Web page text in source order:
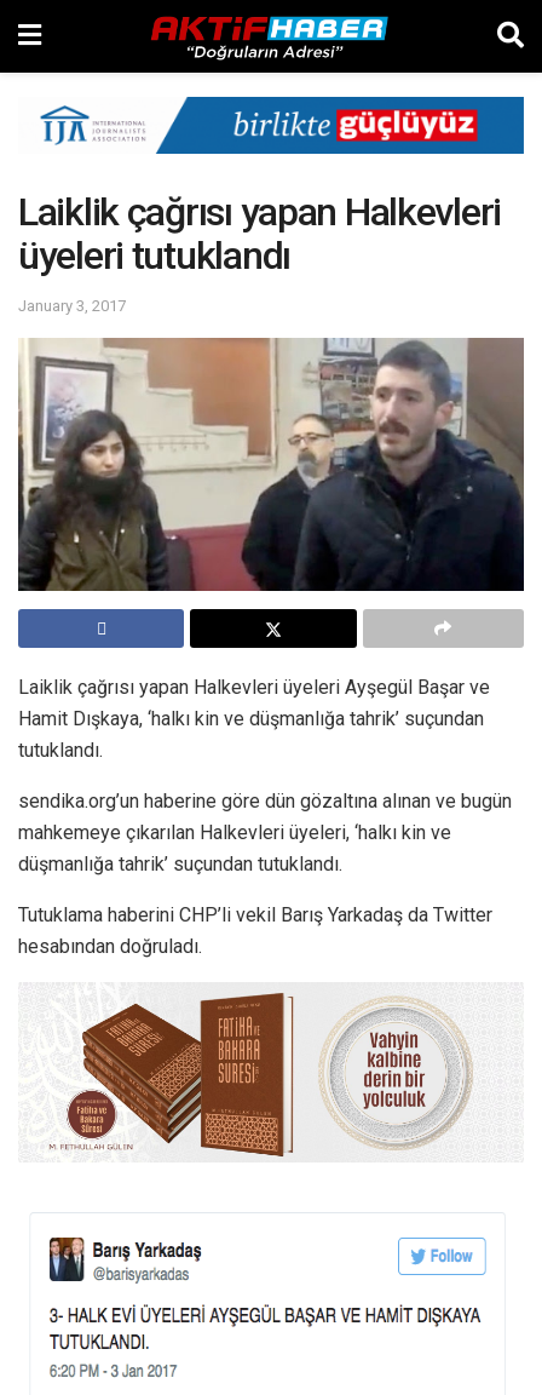
Laiklik çağrısı yapan Halkevleri
üyeleri tutuklandı
January 3, 2017
Laiklik çağrısı yapan Halkevleri üyeleri Ayşegül Başar ve
Hamit Dışkaya, ‘halkı kin ve düşmanlığa tahrik’ suçundan
tutuklandı.
sendika.org’un haberine göre dün gözaltına alınan ve bugün
mahkemeye çıkarılan Halkevleri üyeleri, ‘halkı kin ve
düşmanlığa tahrik’ suçundan tutuklandı.
Tutuklama haberini CHP’li vekil Barış Yarkadaş da Twitter
hesabından doğruladı.